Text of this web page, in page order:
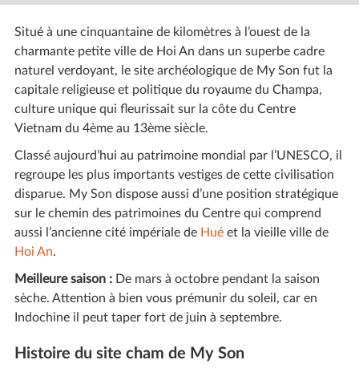
Situé à une cinquantaine de kilomètres à l’ouest de la
charmante petite ville de Hoi An dans un superbe cadre
naturel verdoyant, le site archéologique de My Son fut la
capitale religieuse et politique du royaume du Champa,
culture unique qui fleurissait sur la côte du Centre
Vietnam du 4ème au 13ème siècle.
Classé aujourd’hui au patrimoine mondial par l’UNESCO, il
regroupe les plus importants vestiges de cette civilisation
disparue. My Son dispose aussi d’une position stratégique
sur le chemin des patrimoines du Centre qui comprend
aussi l’ancienne cité impériale de Hué et la vieille ville de
Hoi An.
Meilleure saison :De mars à octobre pendant la saison
sèche. Attention à bien vous prémunir du soleil, car en
Indochine il peut taper fort de juin à septembre.
Histoire du site cham de My Son